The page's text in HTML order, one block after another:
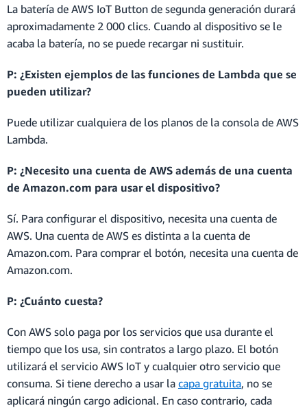
La batería de AWS IoT Button de segunda generación durará
aproximadamente 2 000 clics. Cuando al dispositivo se le
acaba la batería, no se puede recargar ni sustituir.
P: ¿Existen ejemplos de las funciones de Lambda que se
pueden utilizar?
Puede utilizar cualquiera de los planos de la consola de AWS
Lambda.
P: ¿Necesito una cuenta de AWS además de una cuenta
de Amazon.com para usar el dispositivo?
Sí. Para configurar el dispositivo, necesita una cuenta de
AWS. Una cuenta de AWS es distinta a la cuenta de
Amazon.com. Para comprar el botón, necesita una cuenta de
Amazon.com.
P: ¿Cuánto cuesta?
Con AWS solo paga por los servicios que usa durante el
tiempo que los usa, sin contratos a largo plazo. El botón
utilizará el servicio AWS IoT y cualquier otro servicio que
consuma. Si tiene derecho a usar la capa gratuita, no se
aplicará ningún cargo adicional. En caso contrario, cada